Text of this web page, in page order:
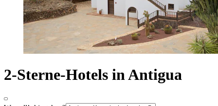
2-Sterne-Hotels in Antigua